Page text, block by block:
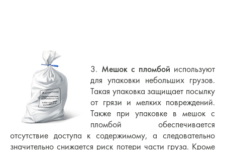
3. Мешок с пломбой используют
для упаковки небольших грузов.
Такая упаковка защищает посылку
от грязи и мелких повреждений.
Также при упаковке в мешок с
пломбой обеспечивается
отсутствие доступа к содержимому, а следовательно
значительно снижается риск потери части груза. Кроме